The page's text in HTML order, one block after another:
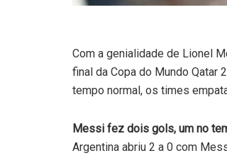
Com a genialidade de Lionel
final da Copa do Mundo Qatar
tempo normal, os times
Messi fez dois gols, um no
Argentina abriu 2 a 0 com